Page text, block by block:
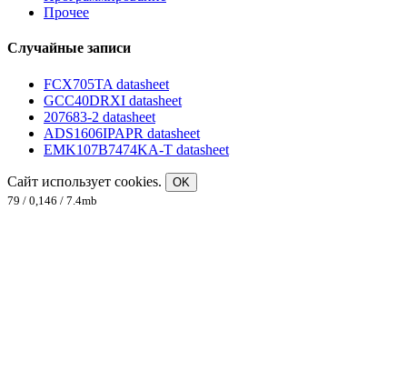
Прочее
Случайные записи
FCX705TA datasheet
GCC40DRXI datasheet
207683-2 datasheet
ADS1606IPAPR datasheet
EMK107B7474KA-T datasheet
Сайт использует cookies.
OK
79 / 0,146 / 7.4mb